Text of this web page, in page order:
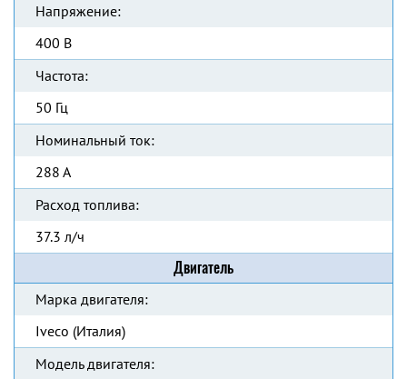
Напряжение:
400 В
Частота:
50 Гц
Номинальный ток:
288 А
Расход топлива:
37.3 л/ч
Двигатель
Марка двигателя:
Iveco (Италия)
Модель двигателя: